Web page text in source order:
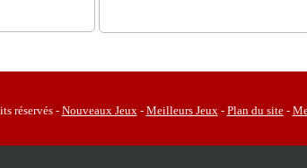
réservés -Nouveaux Jeux- Meilleurs Jeux- Plan du site-